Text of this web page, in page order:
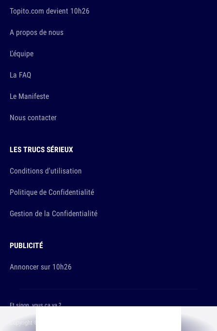
Topito.com devient 10h26
A propos de nous
L'équipe
La FAQ
Le Manifeste
Nous contacter
LES TRUCS SÉRIEUX
Conditions d'utilisation
Politique de Confidentialité
Gestion de la Confidentialité
PUBLICITÉ
Annoncer sur 10h26
Copyright © 2026 The Original Publishing Studio
Et sinon, vous ça va ?